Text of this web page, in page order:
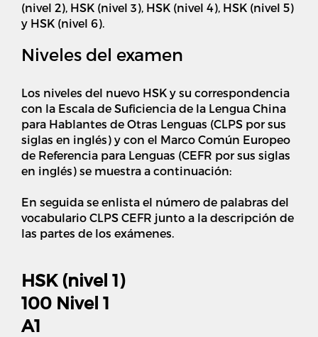
(nivel 2), HSK (nivel 3), HSK (nivel 4), HSK (nivel 5)
y HSK (nivel 6).
Niveles del examen
Los niveles del nuevo HSK y su correspondencia
con la Escala de Suficiencia de la Lengua China
para Hablantes de Otras Lenguas (CLPS por sus
siglas en inglés) y con el Marco Común Europeo
de Referencia para Lenguas (CEFR por sus siglas
en inglés) se muestra a continuación:
En seguida se enlista el número de palabras del
vocabulario CLPS CEFR junto a la descripción de
las partes de los exámenes.
HSK (nivel 1)
100 Nivel 1
A1